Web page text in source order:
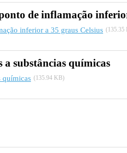
de inflamação
inferior a 35 graus Celsius (135.35
a substâncias químicas
químicas (135.94 KB)